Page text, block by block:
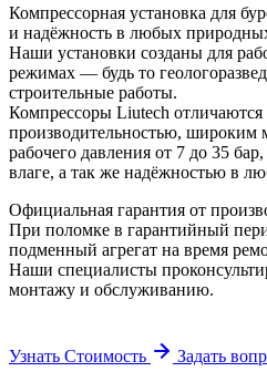
Компрессорная установка для
и надёжность в любых
Наши установки созданы для
режимах — будь то
строительные работы.
Компрессоры Liutech отличаются
производительностью,
рабочего давления от 7 до 35
влаге, а так же надёжностью в
Официальная гарантия от
При поломке в гарантийный
подменный агрегат на время
Наши специалисты
монтажу и обслуживанию.
Узнать Стоимость
Задать